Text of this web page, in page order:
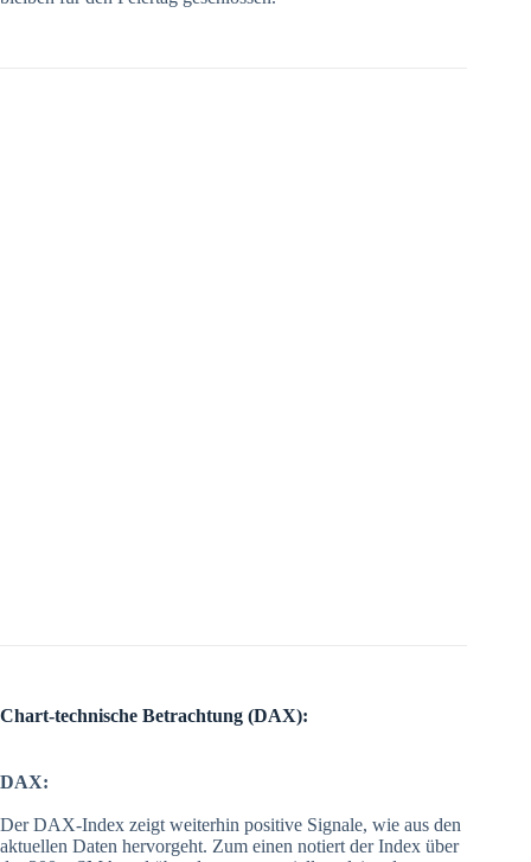
Chart-technische Betrachtung (DAX):
DAX:
Der DAX-Index zeigt weiterhin positive Signale, wie aus den
aktuellen Daten hervorgeht. Zum einen notiert der Index über